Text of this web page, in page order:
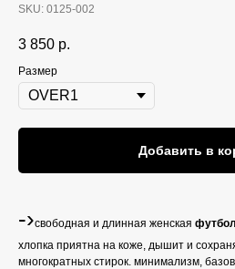
SKU: 0125-002
3 850 р.
Размер
Добавить в
-›свободная и длинная женская
хлопка приятна на коже, дышит и
многократных стирок. минимализм,